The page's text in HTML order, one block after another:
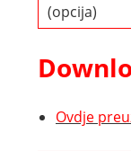
(opcija)
Ovdje